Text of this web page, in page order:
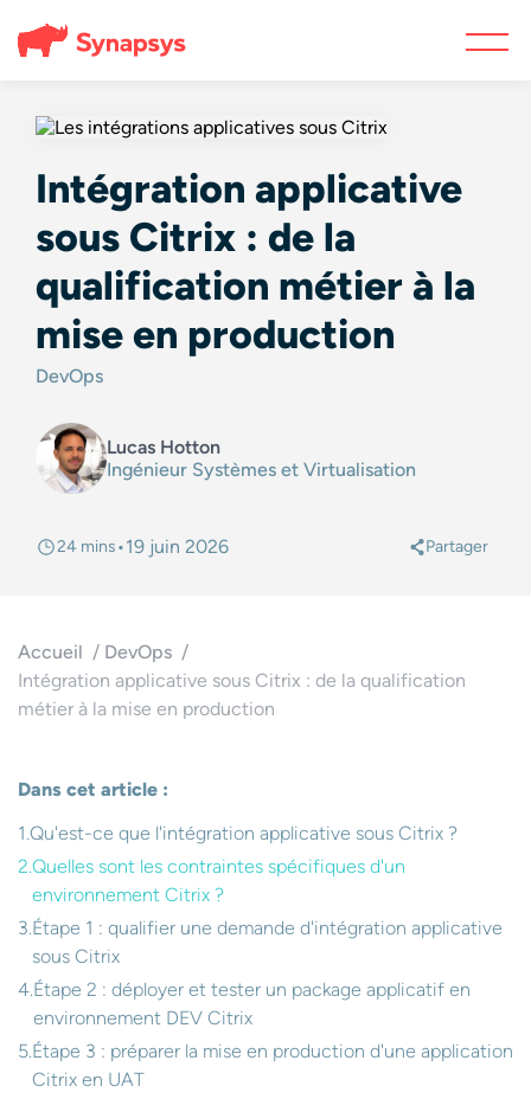
Intégration applicative
sous Citrix : de la
qualification métier à la
mise en production
DevOps
Lucas Hotton
Ingénieur Systèmes et Virtualisation
24 mins•19 juin 2026 Partager
Accueil
DevOps
Intégration applicative sous Citrix : de la qualification
métier à la mise en production
Dans cet article :
Qu'est-ce que l'intégration applicative sous Citrix ?
Quelles sont les contraintes spécifiques d'un
environnement Citrix ?
Étape 1 : qualifier une demande d'intégration applicative
sous Citrix
Étape 2 : déployer et tester un package applicatif en
environnement DEV Citrix
Étape 3 : préparer la mise en production d'une application
Citrix en UAT